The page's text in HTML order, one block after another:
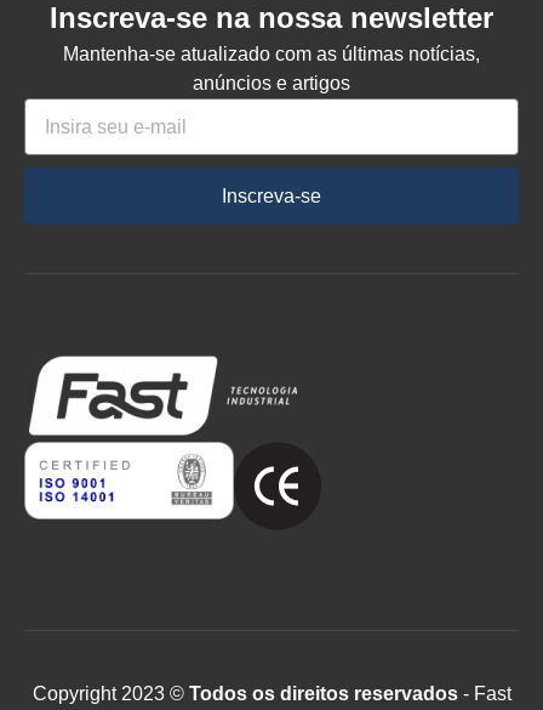
Inscreva-se na nossa newsletter
Mantenha-se atualizado com as últimas notícias,
anúncios e artigos
Inscreva-se
Copyright 2023 ©Todos os direitos reservados- Fast